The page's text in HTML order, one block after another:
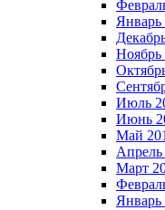
Январь
Ноябрь
Июль
Июнь
Май
Апрель
Март
Январь